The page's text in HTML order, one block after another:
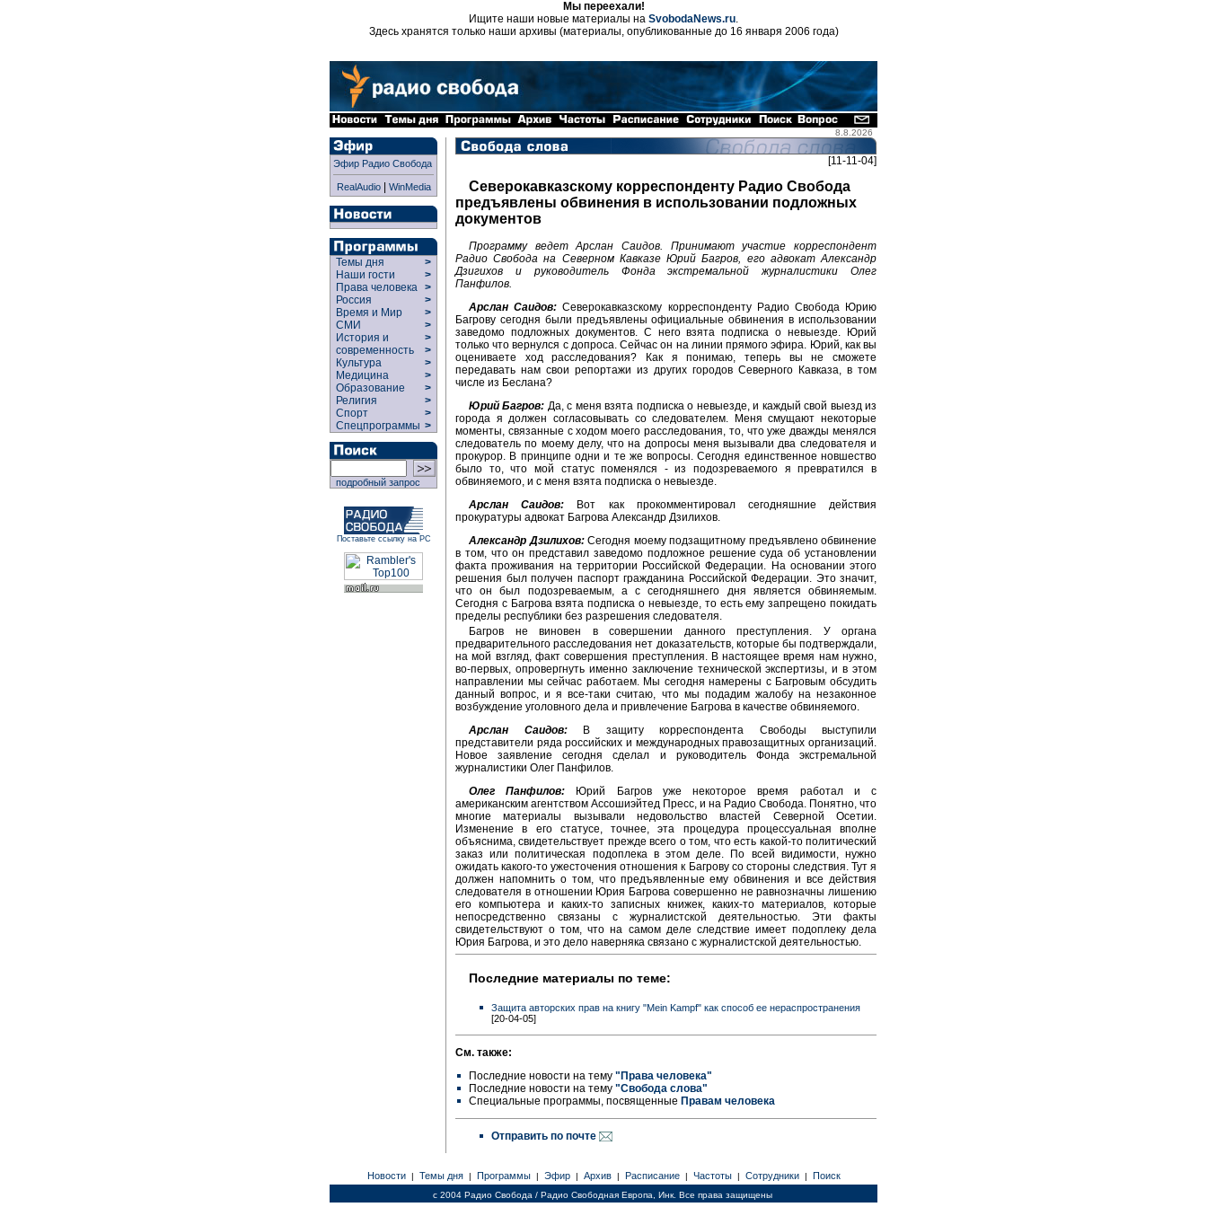
Мы переехали!
Ищите наши новые материалы на SvobodaNews.ru.
Здесь хранятся только наши архивы (материалы, опубликованные до 16 января 2006 года)
8.8.2026
Эфир Радио Свобода
RealAudio| WinMedia
Темы дня
>
Наши гости
>
Права человека >
Россия
>
Время и Мир
>
СМИ
>
История и
современность
>
>
Культура
>
Медицина
>
Образование
>
Религия
>
Спорт
>
Спецпрограммы >
подробный запрос
Поставьте ссылку на РС
[11-11-04]
Северокавказскому корреспонденту Радио Свобода
предъявлены обвинения в использовании подложных
документов
Программу ведет Арслан Саидов. Принимают участие корреспондент
Радио Свобода на Северном Кавказе Юрий Багров, его адвокат Александр
Дзигихов и руководитель Фонда экстремальной журналистики Олег
Панфилов.
Арслан Саидов: Северокавказскому корреспонденту Радио Свобода Юрию
Багрову сегодня были предъявлены официальные обвинения в использовании
заведомо подложных документов. С него взята подписка о невыезде. Юрий
только что вернулся с допроса. Сейчас он на линии прямого эфира. Юрий, как вы
оцениваете ход расследования? Как я понимаю, теперь вы не сможете
передавать нам свои репортажи из других городов Северного Кавказа, в том
числе из Беслана?
Юрий Багров: Да, с меня взята подписка о невыезде, и каждый свой выезд из
города я должен согласовывать со следователем. Меня смущают некоторые
моменты, связанные с ходом моего расследования, то, что уже дважды менялся
следователь по моему делу, что на допросы меня вызывали два следователя и
прокурор. В принципе одни и те же вопросы. Сегодня единственное новшество
было то, что мой статус поменялся - из подозреваемого я превратился в
обвиняемого, и с меня взята подписка о невыезде.
Арслан Саидов: Вот как прокомментировал сегодняшние действия
прокуратуры адвокат Багрова Александр Дзилихов.
Александр Дзилихов:Сегодня моему подзащитному предъявлено обвинение
в том, что он представил заведомо подложное решение суда об установлении
факта проживания на территории Российской Федерации. На основании этого
решения был получен паспорт гражданина Российской Федерации. Это значит,
что он был подозреваемым, а с сегодняшнего дня является обвиняемым.
Сегодня с Багрова взята подписка о невыезде, то есть ему запрещено покидать
пределы республики без разрешения следователя.
Багров не виновен в совершении данного преступления. У органа
предварительного расследования нет доказательств, которые бы подтверждали,
на мой взгляд, факт совершения преступления. В настоящее время нам нужно,
во-первых, опровергнуть именно заключение технической экспертизы, и в этом
направлении мы сейчас работаем. Мы сегодня намерены с Багровым обсудить
данный вопрос, и я все-таки считаю, что мы подадим жалобу на незаконное
возбуждение уголовного дела и привлечение Багрова в качестве обвиняемого.
Арслан Саидов:В защиту корреспондента Свободы выступили
представители ряда российских и международных правозащитных организаций.
Новое заявление сегодня сделал и руководитель Фонда экстремальной
журналистики Олег Панфилов.
Олег Панфилов: Юрий Багров уже некоторое время работал и с
американским агентством Ассошиэйтед Пресс, и на Радио Свобода. Понятно, что
многие материалы вызывали недовольство властей Северной Осетии.
Изменение в его статусе, точнее, эта процедура процессуальная вполне
объяснима, свидетельствует прежде всего о том, что есть какой-то политический
заказ или политическая подоплека в этом деле. По всей видимости, нужно
ожидать какого-то ужесточения отношения к Багрову со стороны следствия. Тут я
должен напомнить о том, что предъявленные ему обвинения и все действия
следователя в отношении Юрия Багрова совершенно не равнозначны лишению
его компьютера и каких-то записных книжек, каких-то материалов, которые
непосредственно связаны с журналистской деятельностью. Эти факты
свидетельствуют о том, что на самом деле следствие имеет подоплеку дела
Юрия Багрова, и это дело наверняка связано с журналистской деятельностью.
Последние материалы по теме:
Защита авторских прав на книгу "Mein Kampf" как способ ее нераспространения
[20-04-05]
См. также:
Последние новости на тему "Права человека"
Последние новости на тему "Свобода слова"
Специальные программы, посвященные Правам человека
Отправить по почте
Новости | Темы дня | Программы | Эфир | Архив | Расписание | Частоты | Сотрудники | Поиск
c 2004 Радио Свобода / Радио Свободная Европа, Инк. Все права защищены